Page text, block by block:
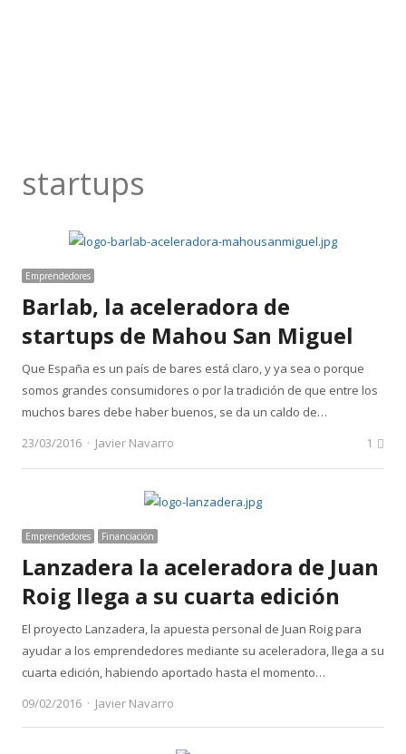
startups
Emprendedores
Barlab, la aceleradora de
startups de Mahou San Miguel
Que España es un país de bares está claro, y ya sea o porque
somos grandes consumidores o por la tradición de que entre los
muchos bares debe haber buenos, se da un caldo de…
23/03/2016
Author
Javier Navarro 1
Emprendedores Financiación
Lanzadera la aceleradora de Juan
Roig llega a su cuarta edición
El proyecto Lanzadera, la apuesta personal de Juan Roig para
ayudar a los emprendedores mediante su aceleradora, llega a su
cuarta edición, habiendo aportado hasta el momento…
09/02/2016
Author
Javier Navarro